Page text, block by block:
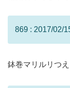
869 : 2017/02/
鉢巻マリルリつ